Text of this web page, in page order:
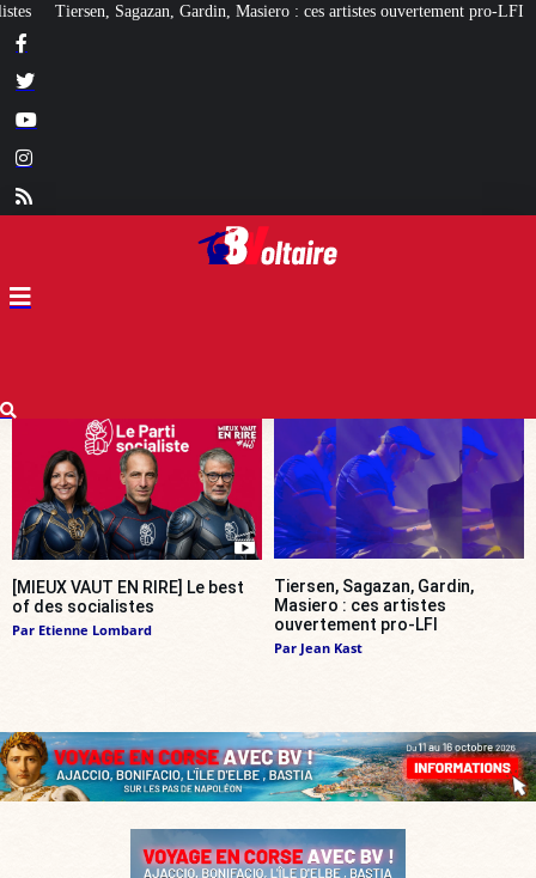
: ces artistes ouvertement pro-LFI Quand certains Marocains
[MIEUX VAUT EN RIRE] Le best
of des socialistes
Par Etienne Lombard
Tiersen, Sagazan, Gardin,
Masiero : ces artistes
ouvertement pro-LFI
Par Jean Kast